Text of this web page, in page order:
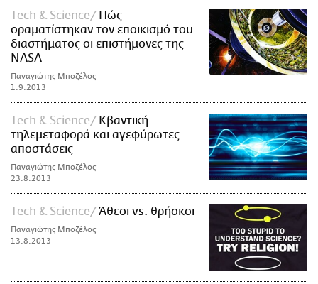
Τech & Science
Πώς
οραματίστηκαν τον εποικισμό του
διαστήματος οι επιστήμονες της
NASA
Παναγιώτης Μποζέλος
1.9.2013
Τech & Science
Κβαντική
τηλεμεταφορά και αγεφύρωτες
αποστάσεις
Παναγιώτης Μποζέλος
23.8.2013
Τech & Science Άθεοι vs. θρήσκοι
Παναγιώτης Μποζέλος
13.8.2013